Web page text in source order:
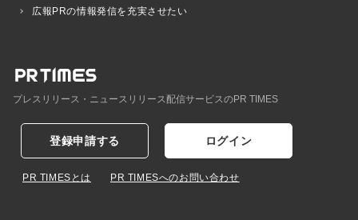
広報PRの情報発信を充実させたい
プレスリリース・ニュースリリース配信サービスのPR TIMES
登録申請する ログイン
PR TIMESとは PR TIMESへのお問い合わせ